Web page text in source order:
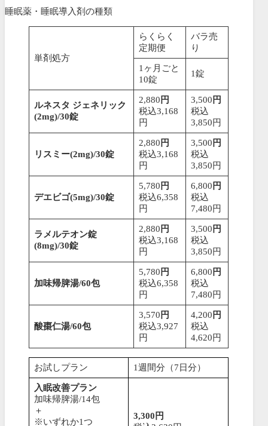
睡眠薬・睡眠導入剤の種類
単剤処方
らくらく
定期便
バラ売
り
1ヶ月ごと
10錠
1錠
ルネスタ ジェネリック
(2mg)/30錠
2,880 円
税込3,168
円
3,500 円
税込
3,850円
リスミー(2mg)/30錠
2,880 円
税込3,168
円
3,500 円
税込
3,850円
デエビゴ(5mg)/30錠
5,780 円
税込6,358
円
6,800 円
税込
7,480円
ラメルテオン錠
(8mg)/30錠
2,880 円
税込3,168
円
3,500 円
税込
3,850円
加味帰脾湯/60包
5,780 円
税込6,358
円
6,800 円
税込
7,480円
酸棗仁湯/60包
3,570 円
税込3,927
円
4,200 円
税込
4,620円
お試しプラン 1週間分（7日分）
入眠改善プラン
加味帰脾湯/14包
＋
※いずれか1つ
3,300円